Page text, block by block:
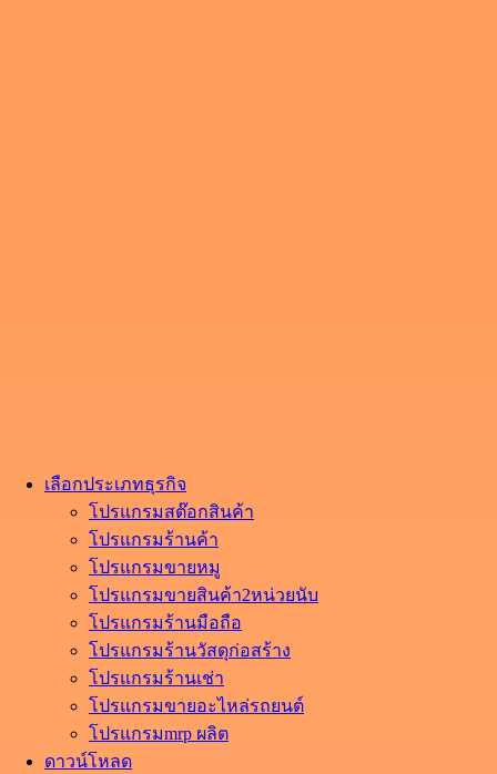
เลือกประเภทธุรกิจ
โปรแกรมสต๊อกสินค้า
โปรแกรมร้านค้า
โปรแกรมขายหมู
โปรแกรมขายสินค้า2หน่วยนับ
โปรแกรมร้านมือถือ
โปรแกรมร้านวัสดุก่อสร้าง
โปรแกรมร้านเช่า
โปรแกรมขายอะไหล่รถยนต์
โปรแกรมmrp ผลิต
ดาวน์โหลด